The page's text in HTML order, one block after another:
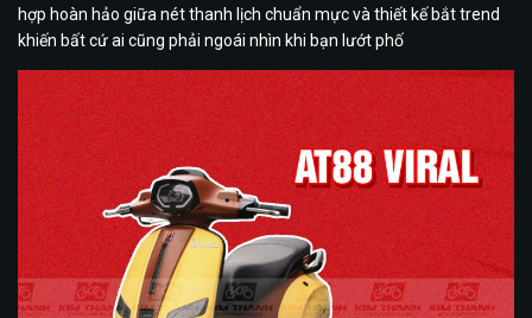
hợp hoàn hảo giữa nét thanh lịch chuẩn mực và thiết kế bắt trend
khiến bất cứ ai cũng phải ngoái nhìn khi bạn lướt phố